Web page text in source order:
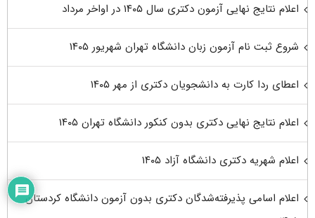
اعلام نتایج نهایی آزمون دکتری سال ۱۴۰۵ در اواخر مرداد
شروع ثبت نام آزمون زبان دانشگاه تهران شهریور ۱۴۰۵
اعطای ردا کارت به دانشجویان دکتری از مهر ۱۴۰۵
اعلام نتایج نهایی دکتری بدون کنکور دانشگاه تهران ۱۴۰۵
اعلام شهریه دکتری دانشگاه آزاد ۱۴۰۵
اعلام اسامی پذیرفته‌شدگان دکتری بدون آزمون دانشگاه کردستان